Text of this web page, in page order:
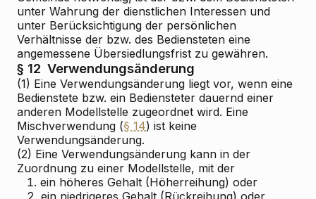
unter Wahrung der dienstlichen Interessen und
unter Berücksichtigung der persönlichen
Verhältnisse der bzw. des Bediensteten eine
angemessene Übersiedlungsfrist zu gewähren.
§ 12 Verwendungsänderung
(1) Eine Verwendungsänderung liegt vor, wenn eine
Bedienstete bzw. ein Bediensteter dauernd einer
anderen Modellstelle zugeordnet wird. Eine
Mischverwendung (§ 14) ist keine
Verwendungsänderung.
(2) Eine Verwendungsänderung kann in der
Zuordnung zu einer Modellstelle, mit der
1. ein höheres Gehalt (Höherreihung) oder
2. ein niedrigeres Gehalt (Rückreihung) oder